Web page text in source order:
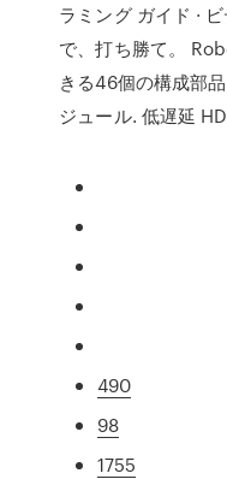
ラミング ガイド ·
で、打ち勝て。
きる46個の構成部
ジュール. 低遅延
490
98
1755